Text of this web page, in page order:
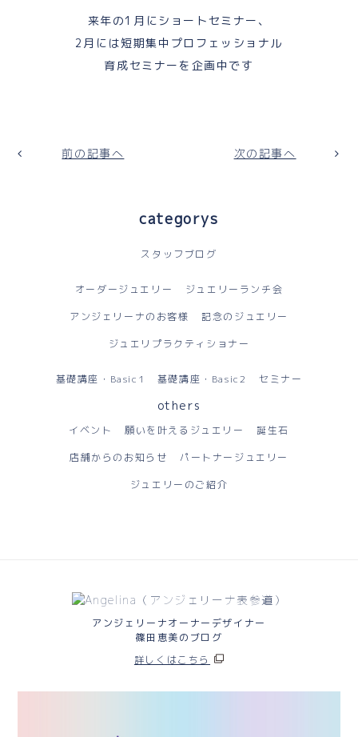
来年の1月にショートセミナー、
2月には短期集中プロフェッショナル
育成セミナーを企画中です
前の記事へ 次の記事へ
categorys
スタッフブログ
オーダージュエリー
ジュエリーランチ会
アンジェリーナのお客様
記念のジュエリー
ジュエリプラクティショナー
基礎講座・Basic1 基礎講座・Basic2 セミナー
others
イベント 願いを叶えるジュエリー
誕生石
店舗からのお知らせ
パートナージュエリー
ジュエリーのご紹介
アンジェリーナオーナーデザイナー
篠田恵美のブログ
詳しくはこちら